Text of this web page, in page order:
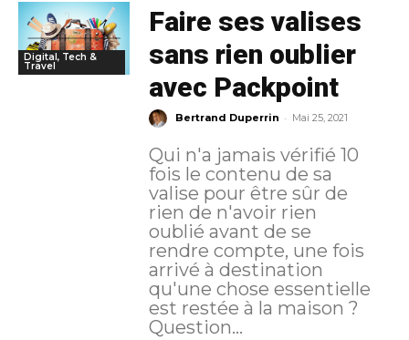
Digital, Tech &
Travel
Faire ses valises
sans rien oublier
avec Packpoint
Bertrand Duperrin - Mai 25, 2021
Qui n'a jamais vérifié 10
fois le contenu de sa
valise pour être sûr de
rien de n'avoir rien
oublié avant de se
rendre compte, une fois
arrivé à destination
qu'une chose essentielle
est restée à la maison ?
Question...